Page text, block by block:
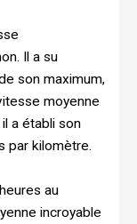
Il a su
son maximum,
moyenne
a établi son
par kilomètre.
au
incroyable